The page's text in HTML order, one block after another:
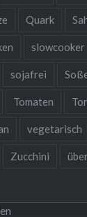
Quark
slowcooker
sojafrei
Tomaten
vegetarisch
Zucchini